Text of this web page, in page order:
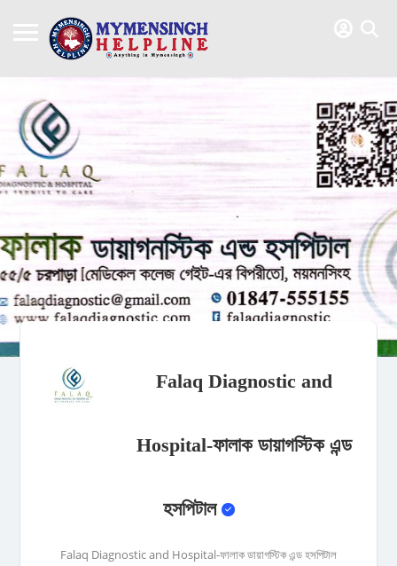
Falaq Diagnostic and
Hospital-ফালাক ডায়াগস্টিক এন্ড
হসপিটাল
Falaq Diagnostic and Hospital-ফালাক ডায়াগস্টিক এন্ড হসপিটাল